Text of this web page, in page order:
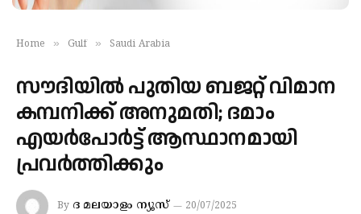
Home » Gulf » Saudi Arabia
സൗദിയില്‍ പുതിയ ബജറ്റ് വിമാന
കമ്പനിക്ക് അനുമതി; ദമാം
എയര്‍പോര്‍ട്ട് ആസ്ഥാനമായി
പ്രവര്‍ത്തിക്കും
By ദ മലയാളം ന്യൂസ് 20/07/2025